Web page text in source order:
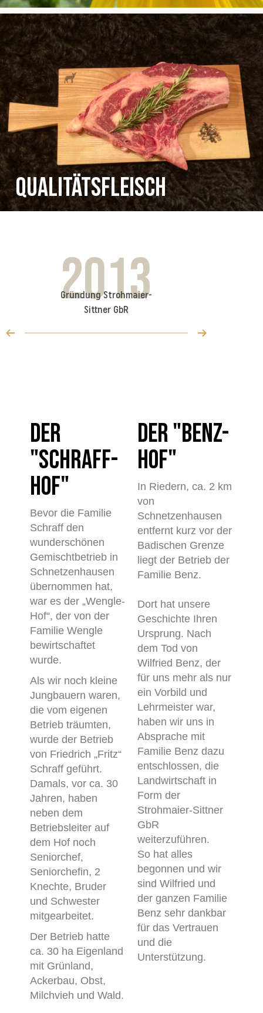
QUALITÄTSFLEISCH
2013
Gründung Strohmaier-
Sittner GbR
DER
"SCHRAFF-
HOF"
Bevor die Familie
Schraff den
wunderschönen
Gemischtbetrieb in
Schnetzenhausen
übernommen hat,
war es der „Wengle-
Hof“, der von der
Familie Wengle
bewirtschaftet
wurde.
Als wir noch kleine
Jungbauern waren,
die vom eigenen
Betrieb träumten,
wurde der Betrieb
von Friedrich „Fritz“
Schraff geführt.
Damals, vor ca. 30
Jahren, haben
neben dem
Betriebsleiter auf
dem Hof noch
Seniorchef,
Seniorchefin, 2
Knechte, Bruder
und Schwester
mitgearbeitet.
Der Betrieb hatte
ca. 30 ha Eigenland
mit Grünland,
Ackerbau, Obst,
Milchvieh und Wald.
DER "BENZ-
HOF"
In Riedern, ca. 2 km
von
Schnetzenhausen
entfernt kurz vor der
Badischen Grenze
liegt der Betrieb der
Familie Benz.
Dort hat unsere
Geschichte Ihren
Ursprung. Nach
dem Tod von
Wilfried Benz, der
für uns mehr als nur
ein Vorbild und
Lehrmeister war,
haben wir uns in
Absprache mit
Familie Benz dazu
entschlossen, die
Landwirtschaft in
Form der
Strohmaier-Sittner
GbR
weiterzuführen.
So hat alles
begonnen und wir
sind Wilfried und
der ganzen Familie
Benz sehr dankbar
für das Vertrauen
und die
Unterstützung.